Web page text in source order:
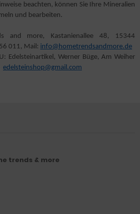
beachten, können Sie Ihre Mineralien
und bearbeiten.
and more, Kastanienallee 48, 15344
011, Mail: info@hometrendsandmore.de
Edelsteinartikel, Werner Büge, Am Weiher
edelsteinshop@gmail.com
trends & more